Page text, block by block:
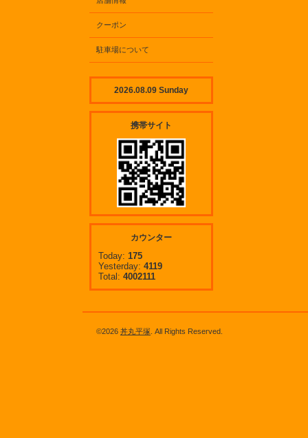
クーポン
駐車場について
2026.08.09 Sunday
携帯サイト
カウンター
Today: 175
Yesterday: 4119
Total: 4002111
©2026 丼丸平塚 . All Rights Reserved.